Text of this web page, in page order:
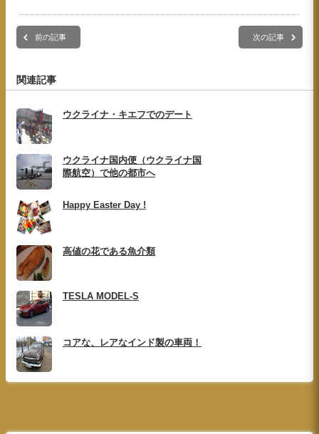
前の記事 次の記事
関連記事
ウクライナ・キエフでのデート
ウクライナ国内便（ウクライナ国
際航空）で他の都市へ
Happy Easter Day !
高値の花である魚介類
TESLA MODEL-S
コアな、レアなインド製の車両！